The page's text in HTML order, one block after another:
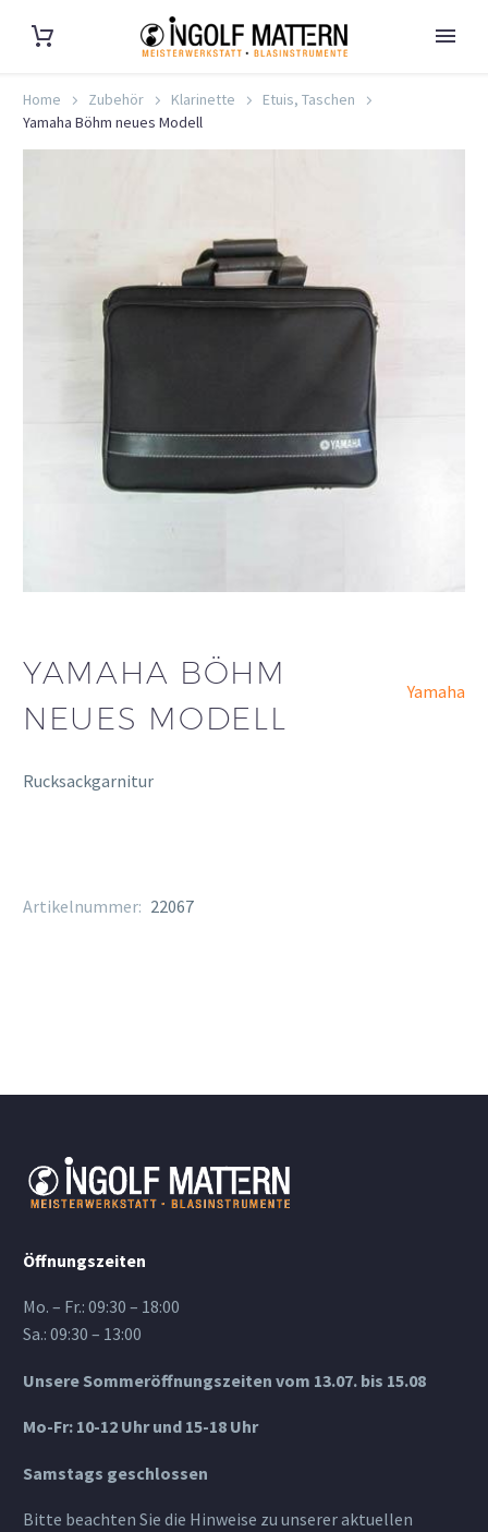
Home Zubehör Klarinette
Etuis, Taschen
Yamaha Böhm neues Modell
YAMAHA BÖHM
NEUES MODELL
Yamaha
Rucksackgarnitur
Artikelnummer: 22067
Öffnungszeiten
Mo. – Fr.: 09:30 – 18:00
Sa.: 09:30 – 13:00
Unsere Sommeröffnungszeiten vom 13.07. bis 15.08
Mo-Fr: 10-12 Uhr und 15-18 Uhr
Samstags geschlossen
Bitte beachten Sie die Hinweise zu unserer aktuellen